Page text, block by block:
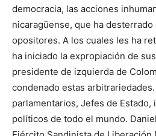
democracia, las acciones
nicaragüense, que ha desterrado
opositores. A los cuales les ha
ha iniciado la expropiación de
presidente de izquierda de
condenado estas
parlamentarios, Jefes de
políticos de todo el mundo.